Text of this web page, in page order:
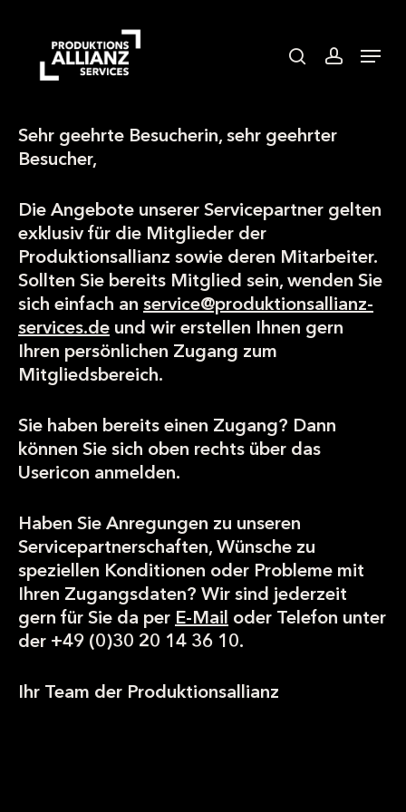
content
Menu
Sehr geehrte Besucherin, sehr geehrter
Besucher,
Die Angebote unserer Servicepartner gelten
exklusiv für die Mitglieder der
Produktionsallianz sowie deren Mitarbeiter.
Sollten Sie bereits Mitglied sein, wenden Sie
sich einfach an service@produktionsallianz-
services.de und wir erstellen Ihnen gern
Ihren persönlichen Zugang zum
Mitgliedsbereich.
Sie haben bereits einen Zugang? Dann
können Sie sich oben rechts über das
Usericon anmelden.
Haben Sie Anregungen zu unseren
Servicepartnerschaften, Wünsche zu
speziellen Konditionen oder Probleme mit
Ihren Zugangsdaten? Wir sind jederzeit
gern für Sie da per E-Mail oder Telefon unter
der +49 (0)30 20 14 36 10.
Ihr Team der Produktionsallianz